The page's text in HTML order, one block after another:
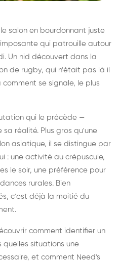
salon en bourdonnant juste
qui patrouille autour
Un nid découvert dans la
de rugby, qui n'était pas là il
se signale, le plus
qui le précède —
réalité. Plus gros qu'une
asiatique, il se distingue par
: une activité au crépuscule,
le soir, une préférence pour
rurales. Bien
c'est déjà la moitié du
comment identifier un
quelles situations une
et comment Need's